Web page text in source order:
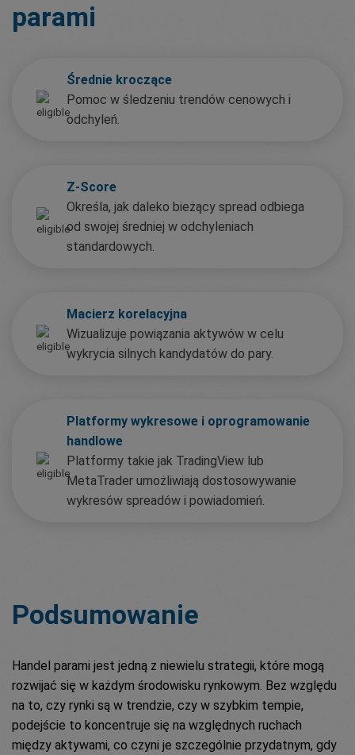
parami
Średnie kroczące
Pomoc w śledzeniu trendów cenowych i
odchyleń.
Z-Score
Określa, jak daleko bieżący spread odbiega
od swojej średniej w odchyleniach
standardowych.
Macierz korelacyjna
Wizualizuje powiązania aktywów w celu
wykrycia silnych kandydatów do pary.
Platformy wykresowe i oprogramowanie
handlowe
Platformy takie jak TradingView lub
MetaTrader umożliwiają dostosowywanie
wykresów spreadów i powiadomień.
Podsumowanie
Handel parami jest jedną z niewielu strategii, które mogą
rozwijać się w każdym środowisku rynkowym. Bez względu
na to, czy rynki są w trendzie, czy w szybkim tempie,
podejście to koncentruje się na względnych ruchach
między aktywami, co czyni je szczególnie przydatnym, gdy